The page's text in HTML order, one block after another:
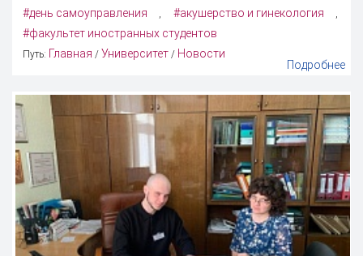
#день самоуправления , #акушерство и гинекология ,
#факультет иностранных студентов
Путь: Главная / Университет / Новости
Подробнее